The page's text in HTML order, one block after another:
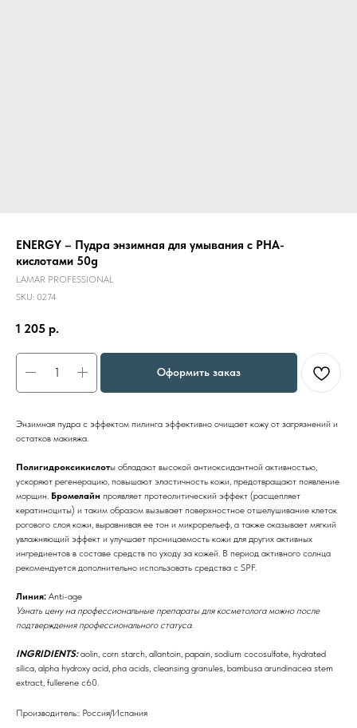
ENERGY – Пудра энзимная для умывания с РНА-
кислотами 50g
LAMAR PROFESSIONAL
SKU: 0274
1 205 р.
Оформить заказ
Энзимная пудра с эффектом пилинга эффективно очищает кожу от загрязнений и
остатков макияжа.
Полигидроксикислоты обладают высокой антиоксидантной активностью,
ускоряют регенерацию, повышают эластичность кожи, предотвращают появление
морщин. Бромелайн проявляет протеолитический эффект (расщепляет
кератиноциты) и таким образом вызывает поверхностное отшелушивание клеток
рогового слоя кожи, выравнивая ее тон и микрорельеф, а также оказывает мягкий
увлажняющий эффект и улучшает проницаемость кожи для других активных
ингредиентов в составе средств по уходу за кожей. В период активного солнца
рекомендуется дополнительно использовать средства с SPF.
Линия: Anti-age
Узнать цену на профессиональные препараты для косметолога можно после
подтверждения профессионального статуса.
INGRIDIENTS:aolin, corn starch, allantoin, papain, sodium cocosulfate, hydrated
silica, alpha hydroxy acid, pha acids, сleansing granules, bambusa arundinacea stem
extract, fullerene c60.
Производитель:: Россия/Испания